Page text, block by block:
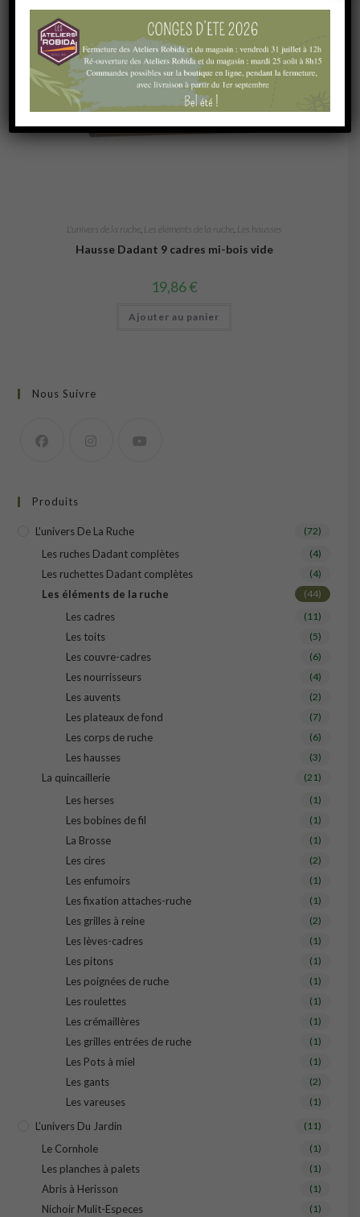
L'univers de la ruche Les éléments de la ruche Les hausses
Hausse Dadant 9 cadres mi-bois vide
19,86€
Ajouter au panier
Nous Suivre
Produits
L'univers De La Ruche (72)
Les ruches Dadant complètes (4)
Les ruchettes Dadant complètes (4)
Les éléments de la ruche (44)
Les cadres (11)
Les toits (5)
Les couvre-cadres (6)
Les nourrisseurs (4)
Les auvents (2)
Les plateaux de fond (7)
Les corps de ruche (6)
Les hausses (3)
La quincaillerie (21)
Les herses (1)
Les bobines de fil (1)
La Brosse (1)
Les cires (2)
Les enfumoirs (1)
Les fixation attaches-ruche (1)
Les grilles à reine (2)
Les lèves-cadres (1)
Les pitons (1)
Les poignées de ruche (1)
Les roulettes (1)
Les crémaillères (1)
Les grilles entrées de ruche (1)
Les Pots à miel (1)
Les gants (2)
Les vareuses (1)
L’univers Du Jardin (11)
Le Cornhole (1)
Les planches à palets (1)
Abris à Herisson (1)
Nichoir Mulit-Especes (1)